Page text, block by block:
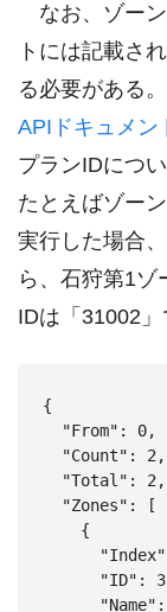
なお、ゾーン
トには記載さ
る必要がある
APIドキュメン
プランIDにつ
たとえばゾー
実行した場合
ら、石狩第1
IDは「31002」
{
  "From": 0,
  "Count": 2,
  "Total": 2,
  "Zones": [
    {
"ID":